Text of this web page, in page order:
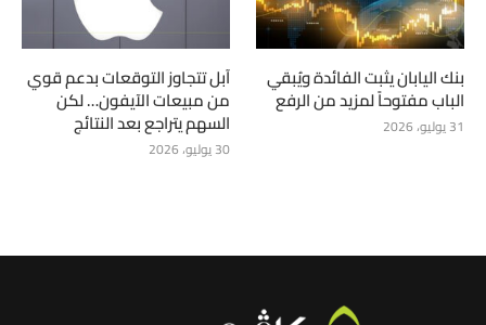
بنك اليابان يثبت الفائدة ويُبقي
الباب مفتوحاً لمزيد من الرفع
31 يوليو، 2026
آبل تتجاوز التوقعات بدعم قوي
من مبيعات الآيفون… لكن
السهم يتراجع بعد النتائج
30 يوليو، 2026